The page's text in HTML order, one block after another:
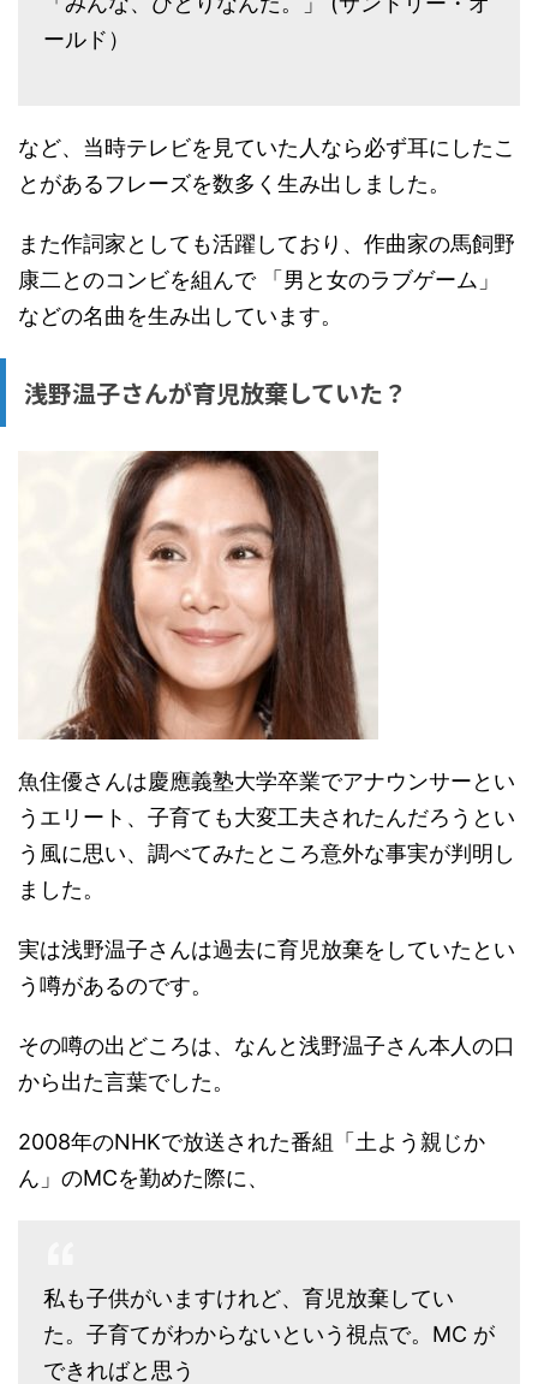
ールド）
など、当時テレビを見ていた人なら必ず耳にしたこ
とがあるフレーズを数多く生み出しました。
また作詞家としても活躍しており、作曲家の馬飼野
康二とのコンビを組んで 「男と女のラブゲーム」
などの名曲を生み出しています。
浅野温子さんが育児放棄していた？
魚住優さんは慶應義塾大学卒業でアナウンサーとい
うエリート、子育ても大変工夫されたんだろうとい
う風に思い、調べてみたところ意外な事実が判明し
ました。
実は浅野温子さんは過去に育児放棄をしていたとい
う噂があるのです。
その噂の出どころは、なんと浅野温子さん本人の口
から出た言葉でした。
2008年のNHKで放送された番組「土よう親じか
ん」のMCを勤めた際に、
私も子供がいますけれど、育児放棄してい
た。子育てがわからないという視点で。MC が
できればと思う